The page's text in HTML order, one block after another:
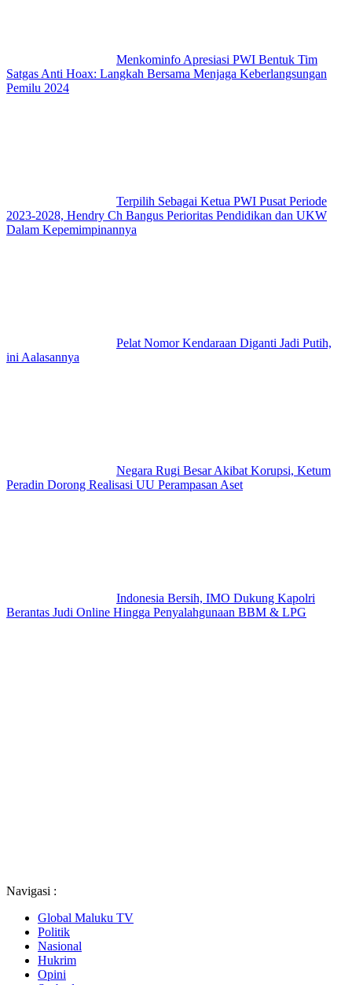
Menkominfo Apresiasi PWI Bentuk Tim
Satgas Anti Hoax: Langkah Bersama Menjaga Keberlangsungan
Pemilu 2024
Terpilih Sebagai Ketua PWI Pusat Periode
2023-2028, Hendry Ch Bangus Perioritas Pendidikan dan UKW
Dalam Kepemimpinannya
Pelat Nomor Kendaraan Diganti Jadi Putih,
ini Aalasannya
Negara Rugi Besar Akibat Korupsi, Ketum
Peradin Dorong Realisasi UU Perampasan Aset
Indonesia Bersih, IMO Dukung Kapolri
Berantas Judi Online Hingga Penyalahgunaan BBM & LPG
Navigasi :
Global Maluku TV
Politik
Nasional
Hukrim
Opini